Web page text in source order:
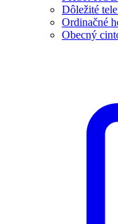
Dôležité
Ordinačné
Obecný